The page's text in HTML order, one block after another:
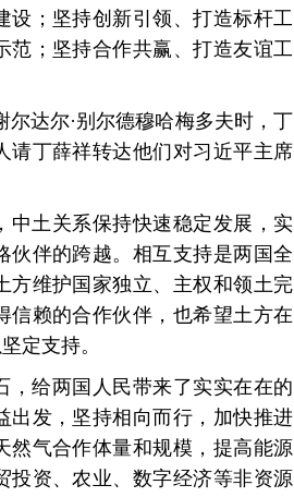
设；坚持创新引领、打造标杆工
范；坚持合作共赢、打造友谊工
达尔·别尔德穆哈梅多夫时，丁
请丁薛祥转达他们对习近平主席
中土关系保持快速稳定发展，实
伙伴的跨越。相互支持是两国全
方维护国家独立、主权和领土完
信赖的合作伙伴，也希望土方在
定支持。
，给两国人民带来了实实在在的
出发，坚持相向而行，加快推进
然气合作体量和规模，提高能源
投资、农业、数字经济等非资源